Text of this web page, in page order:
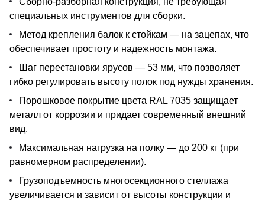
специальных инструментов для сборки.
Метод крепления балок к стойкам — на зацепах, что
обеспечивает простоту и надежность монтажа.
Шаг перестановки ярусов — 53 мм, что позволяет
гибко регулировать высоту полок под нужды хранения.
Порошковое покрытие цвета RAL 7035 защищает
металл от коррозии и придает современный внешний
вид.
Максимальная нагрузка на полку — до 200 кг (при
равномерном распределении).
Грузоподъемность многосекционного стеллажа
увеличивается и зависит от высоты конструкции и